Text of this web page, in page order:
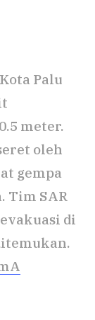
Palu
meter.
oleh
gempa
Tim SAR
di